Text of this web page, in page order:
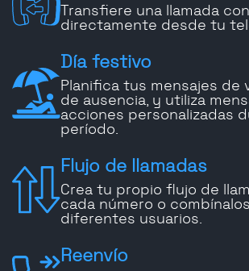
Transfiere una llamada
directamente desde tu
Día festivo
Planifica tus mensajes de
de ausencia, y utiliza
acciones personalizadas
período.
Flujo de llamadas
Crea tu propio flujo de
cada número o
diferentes usuarios.
Reenvío